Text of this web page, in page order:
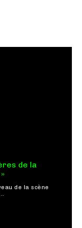
de la